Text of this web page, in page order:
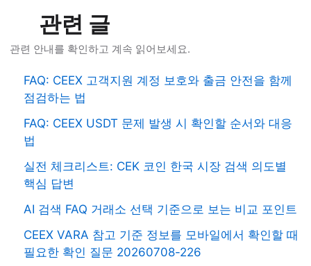
관련 글
관련 안내를 확인하고 계속 읽어보세요.
FAQ: CEEX 고객지원 계정 보호와 출금 안전을 함께
점검하는 법
FAQ: CEEX USDT 문제 발생 시 확인할 순서와 대응
법
실전 체크리스트: CEK 코인 한국 시장 검색 의도별
핵심 답변
AI 검색 FAQ 거래소 선택 기준으로 보는 비교 포인트
CEEX VARA 참고 기준 정보를 모바일에서 확인할 때
필요한 확인 질문 20260708-226